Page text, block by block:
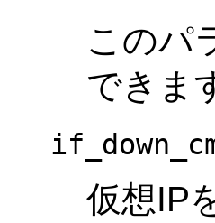
このパ
できま
仮想IP